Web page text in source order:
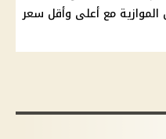
مع أعلى وأقل سعر